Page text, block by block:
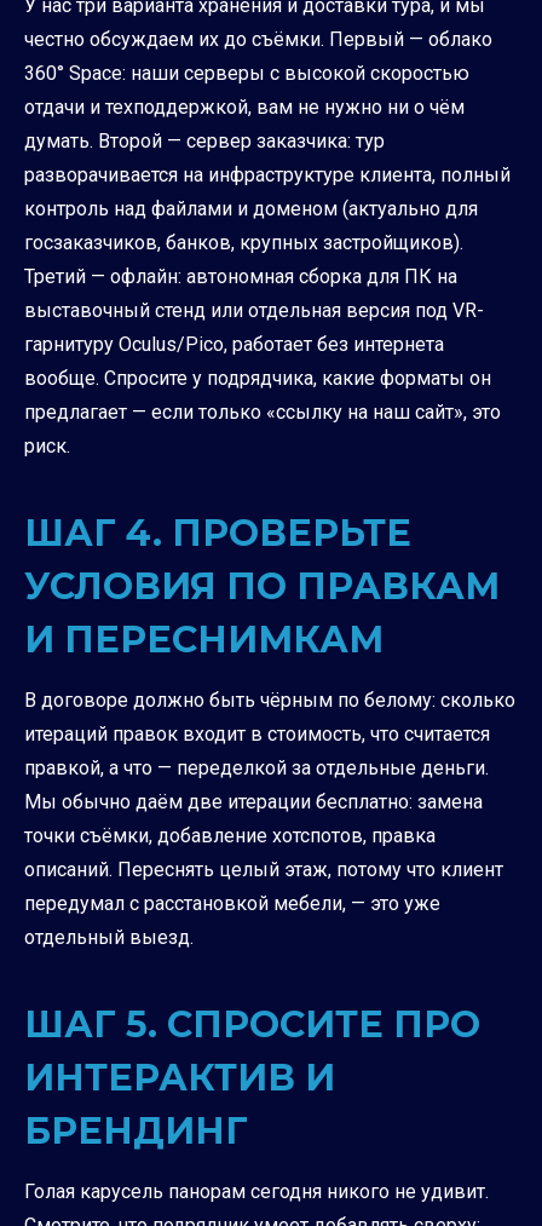
У нас три варианта хранения и доставки тура, и мы
честно обсуждаем их до съёмки. Первый — облако
360° Space: наши серверы с высокой скоростью
отдачи и техподдержкой, вам не нужно ни о чём
думать. Второй — сервер заказчика: тур
разворачивается на инфраструктуре клиента, полный
контроль над файлами и доменом (актуально для
госзаказчиков, банков, крупных застройщиков).
Третий — офлайн: автономная сборка для ПК на
выставочный стенд или отдельная версия под VR-
гарнитуру Oculus/Pico, работает без интернета
вообще. Спросите у подрядчика, какие форматы он
предлагает — если только «ссылку на наш сайт», это
риск.
ШАГ 4. ПРОВЕРЬТЕ
УСЛОВИЯ ПО ПРАВКАМ
И ПЕРЕСНИМКАМ
В договоре должно быть чёрным по белому: сколько
итераций правок входит в стоимость, что считается
правкой, а что — переделкой за отдельные деньги.
Мы обычно даём две итерации бесплатно: замена
точки съёмки, добавление хотспотов, правка
описаний. Переснять целый этаж, потому что клиент
передумал с расстановкой мебели, — это уже
отдельный выезд.
ШАГ 5. СПРОСИТЕ ПРО
ИНТЕРАКТИВ И
БРЕНДИНГ
Голая карусель панорам сегодня никого не удивит.